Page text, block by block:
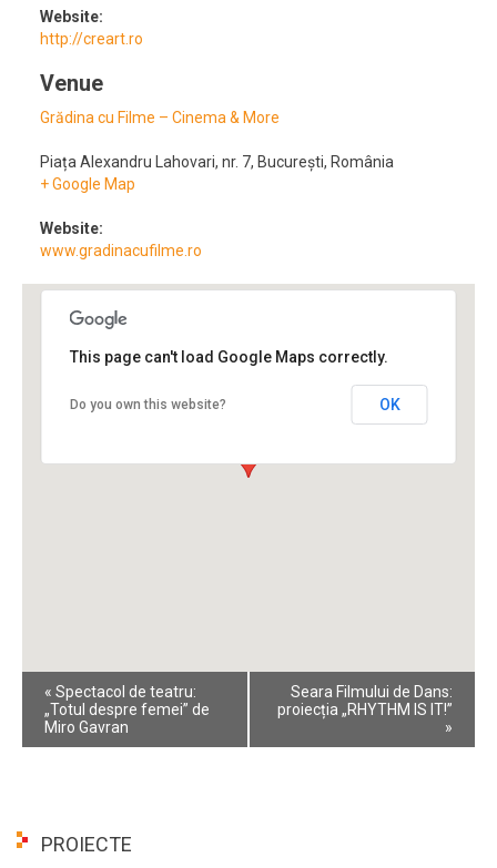
Website:
http://creart.ro
Venue
Grădina cu Filme – Cinema & More
Piața Alexandru Lahovari, nr. 7, București, România
+ Google Map
Website:
www.gradinacufilme.ro
This page can't load Google Maps correctly.
Do you own this website? OK
Event
Navigation
« Spectacol de teatru:
„Totul despre femei” de
Miro Gavran
Seara Filmului de Dans:
proiecția „RHYTHM IS IT!”
»
PROIECTE